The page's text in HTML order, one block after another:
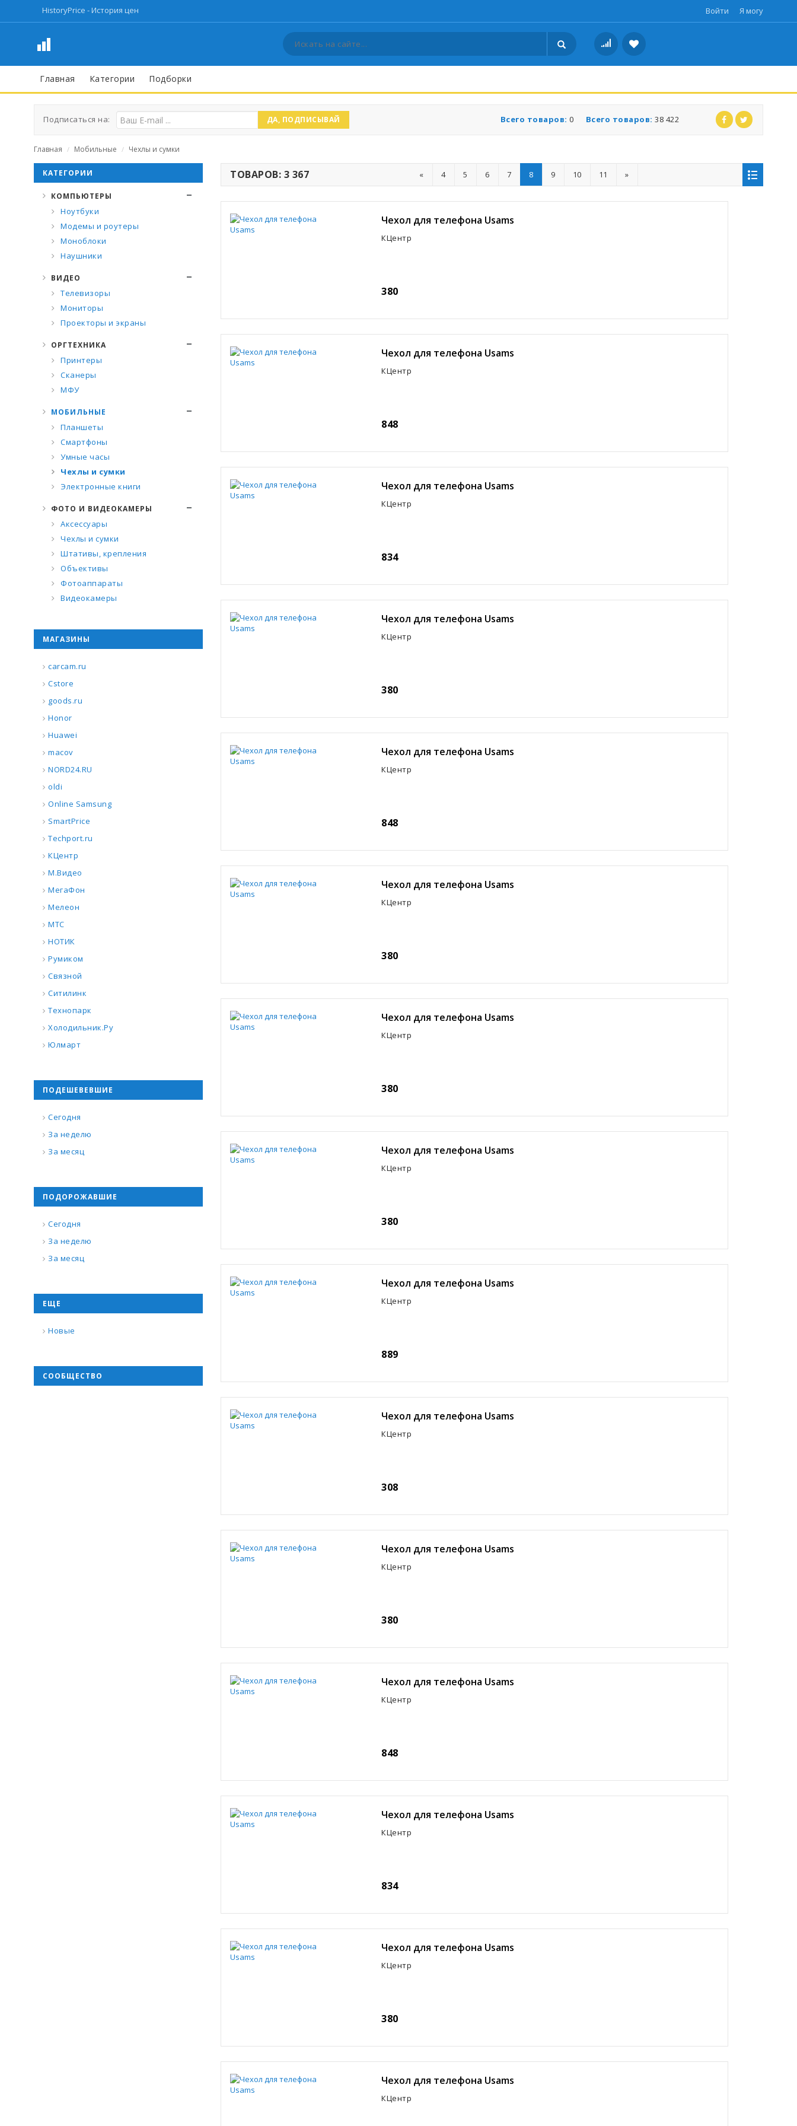
HistoryPrice - История цен Войти Я могу
Главная Категории Подборки
Подписаться на: ДА, ПОДПИСЫВАЙ Всего товаров: 38 422
Всего товаров: 0
Главная / Мобильные / Чехлы и сумки
ТОВАРОВ: 3 367 « 4 5 6 7 8 9 10 11 »
Чехол для телефона Usams
КЦентр
380
Чехол для телефона Usams
КЦентр
848
Чехол для телефона Usams
КЦентр
834
Чехол для телефона Usams
КЦентр
380
Чехол для телефона Usams
КЦентр
848
Чехол для телефона Usams
КЦентр
380
Чехол для телефона Usams
КЦентр
380
Чехол для телефона Usams
КЦентр
380
Чехол для телефона Usams
КЦентр
889
Чехол для телефона Usams
КЦентр
308
Чехол для телефона Usams
КЦентр
380
Чехол для телефона Usams
КЦентр
848
Чехол для телефона Usams
КЦентр
834
Чехол для телефона Usams
КЦентр
380
Чехол для телефона Usams
КЦентр
КАТЕГОРИИ
КОМПЬЮТЕРЫ
Ноутбуки
Модемы и роутеры
Моноблоки
Наушники
ВИДЕО
Телевизоры
Мониторы
Проекторы и экраны
ОРГТЕХНИКА
Принтеры
Сканеры
МФУ
МОБИЛЬНЫЕ
Планшеты
Смартфоны
Умные часы
Чехлы и сумки
Электронные книги
ФОТО И ВИДЕОКАМЕРЫ
Аксессуары
Чехлы и сумки
Штативы, крепления
Объективы
Фотоаппараты
Видеокамеры
МАГАЗИНЫ
carcam.ru
Cstore
goods.ru
Honor
Huawei
macov
NORD24.RU
oldi
Online Samsung
SmartPrice
Techport.ru
КЦентр
М.Видео
МегаФон
Мелеон
МТС
НОТИК
Румиком
Связной
Ситилинк
Технопарк
Холодильник.Ру
Юлмарт
ПОДЕШЕВЕВШИЕ
Сегодня
За неделю
За месяц
ПОДОРОЖАВШИЕ
Сегодня
За неделю
За месяц
ЕЩЕ
Новые
СООБЩЕСТВО